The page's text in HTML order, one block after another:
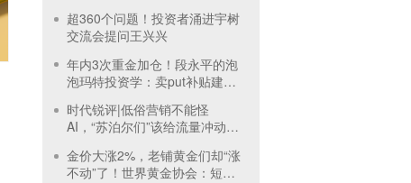
超360个问题！投资者涌进宇树
交流会提问王兴兴
年内3次重金加仓！段永平的泡
泡玛特投资学：卖put补贴建
持有
时代锐评|低俗营销不能怪
AI，“苏泊尔们”该给流量冲动踩
金价大涨2%，老铺黄金们却“涨
不动”了！世界黄金协会：短期